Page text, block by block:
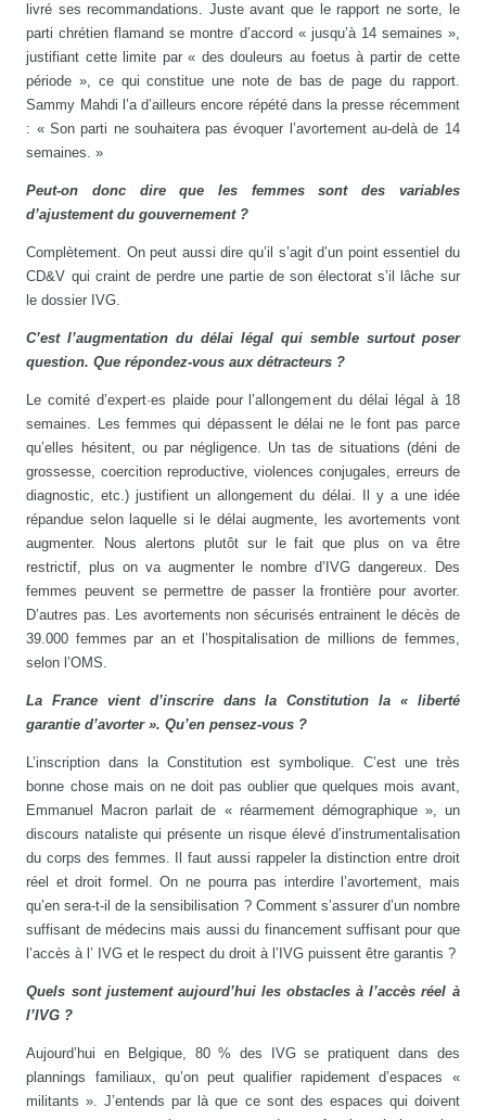
livré ses recommandations. Juste avant que le rapport ne sorte, le
parti chrétien flamand se montre d’accord « jusqu’à 14 semaines »,
justifiant cette limite par « des douleurs au foetus à partir de cette
période », ce qui constitue une note de bas de page du rapport.
Sammy Mahdi l’a d’ailleurs encore répété dans la presse récemment
: « Son parti ne souhaitera pas évoquer l’avortement au-delà de 14
semaines. »
Peut-on donc dire que les femmes sont des variables
d’ajustement du gouvernement ?
Complètement. On peut aussi dire qu’il s’agit d’un point essentiel du
CD&V qui craint de perdre une partie de son électorat s’il lâche sur
le dossier IVG.
C’est l’augmentation du délai légal qui semble surtout poser
question. Que répondez-vous aux détracteurs ?
Le comité d’expert·es plaide pour l’allongement du délai légal à 18
semaines. Les femmes qui dépassent le délai ne le font pas parce
qu’elles hésitent, ou par négligence. Un tas de situations (déni de
grossesse, coercition reproductive, violences conjugales, erreurs de
diagnostic, etc.) justifient un allongement du délai. Il y a une idée
répandue selon laquelle si le délai augmente, les avortements vont
augmenter. Nous alertons plutôt sur le fait que plus on va être
restrictif, plus on va augmenter le nombre d’IVG dangereux. Des
femmes peuvent se permettre de passer la frontière pour avorter.
D’autres pas. Les avortements non sécurisés entrainent le décès de
39.000 femmes par an et l’hospitalisation de millions de femmes,
selon l’OMS.
La France vient d’inscrire dans la Constitution la « liberté
garantie d’avorter ». Qu’en pensez-vous ?
L’inscription dans la Constitution est symbolique. C’est une très
bonne chose mais on ne doit pas oublier que quelques mois avant,
Emmanuel Macron parlait de « réarmement démographique », un
discours nataliste qui présente un risque élevé d’instrumentalisation
du corps des femmes. Il faut aussi rappeler la distinction entre droit
réel et droit formel. On ne pourra pas interdire l’avortement, mais
qu’en sera-t-il de la sensibilisation ? Comment s’assurer d’un nombre
suffisant de médecins mais aussi du financement suffisant pour que
l’accès à l’ IVG et le respect du droit à l’IVG puissent être garantis ?
Quels sont justement aujourd’hui les obstacles à l’accès réel à
l’IVG ?
Aujourd’hui en Belgique, 80 % des IVG se pratiquent dans des
plannings familiaux, qu’on peut qualifier rapidement d’espaces «
militants ». J’entends par là que ce sont des espaces qui doivent